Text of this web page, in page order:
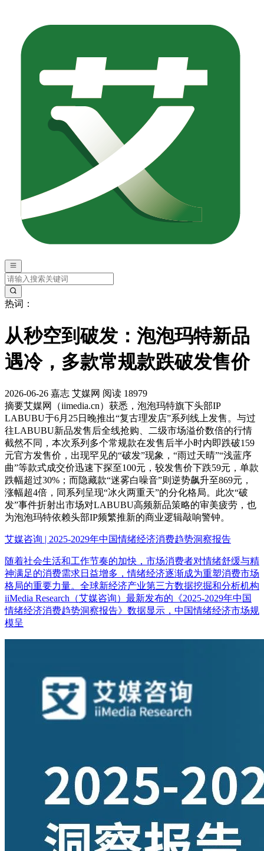
热词：
从秒空到破发：泡泡玛特新品
遇冷，多款常规款跌破发售价
2026-06-26 嘉志 艾媒网 阅读 18979
摘要艾媒网（iimedia.cn）获悉，泡泡玛特旗下头部IP
LABUBU于6月25日晚推出“复古理发店”系列线上发售。与过
往LABUBU新品发售后全线抢购、二级市场溢价数倍的行情
截然不同，本次系列多个常规款在发售后半小时内即跌破159
元官方发售价，出现罕见的“破发”现象，“雨过天晴”“浅蓝序
曲”等款式成交价迅速下探至100元，较发售价下跌59元，单款
跌幅超过30%；而隐藏款“迷雾白噪音”则逆势飙升至869元，
涨幅超4倍，同系列呈现“冰火两重天”的分化格局。此次“破
发”事件折射出市场对LABUBU高频新品策略的审美疲劳，也
为泡泡玛特依赖头部IP频繁推新的商业逻辑敲响警钟。
艾媒咨询 | 2025-2029年中国情绪经济消费趋势洞察报告
随着社会生活和工作节奏的加快，市场消费者对情绪舒缓与精
神满足的消费需求日益增多，情绪经济逐渐成为重塑消费市场
格局的重要力量。全球新经济产业第三方数据挖掘和分析机构
iiMedia Research（艾媒咨询）最新发布的《2025-2029年中国
情绪经济消费趋势洞察报告》数据显示，中国情绪经济市场规
模呈